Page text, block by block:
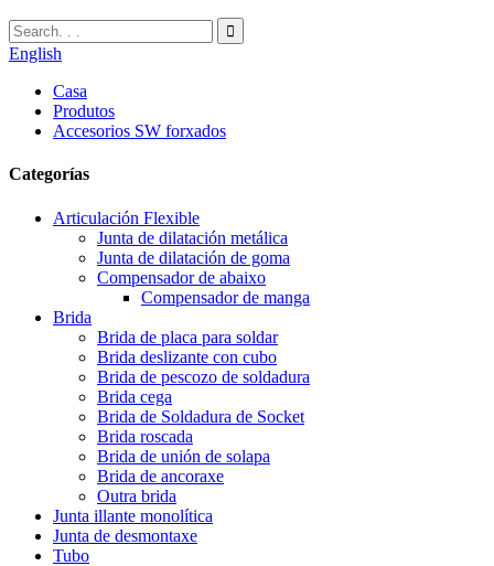
English
Casa
Produtos
Accesorios SW forxados
Categorías
Articulación Flexible
Junta de dilatación metálica
Junta de dilatación de goma
Compensador de abaixo
Compensador de manga
Brida
Brida de placa para soldar
Brida deslizante con cubo
Brida de pescozo de soldadura
Brida cega
Brida de Soldadura de Socket
Brida roscada
Brida de unión de solapa
Brida de ancoraxe
Outra brida
Junta illante monolítica
Junta de desmontaxe
Tubo